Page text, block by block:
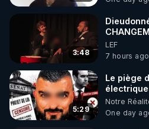
3:48
LEF
7 hours ago
5:29
Le piège
les
Notre
One day